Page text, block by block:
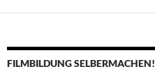
FILMBILDUNG SELBERMACHEN!